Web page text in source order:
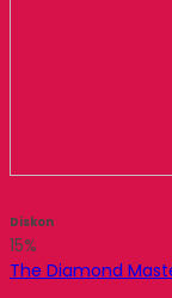
Diskon
15%
The Diamond